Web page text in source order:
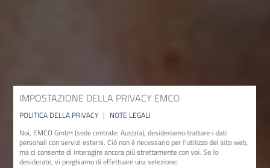
IMPOSTAZIONE DELLA PRIVACY EMCO
POLITICA DELLA PRIVACY | NOTE LEGALI
Noi, EMCO GmbH (sede centrale: Austria), desideriamo trattare i dati
personali con servizi esterni. Ciò non è necessario per l'utilizzo del sito web,
ma ci consente di interagire ancora più strettamente con voi. Se lo
desiderate, vi preghiamo di effettuare una selezione: